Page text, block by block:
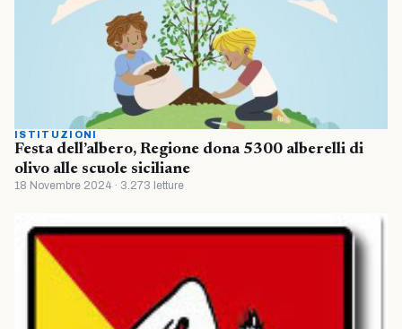
ISTITUZIONI
Festa dell’albero, Regione dona 5300 alberelli di
olivo alle scuole siciliane
18 Novembre 2024 · 3.273 letture